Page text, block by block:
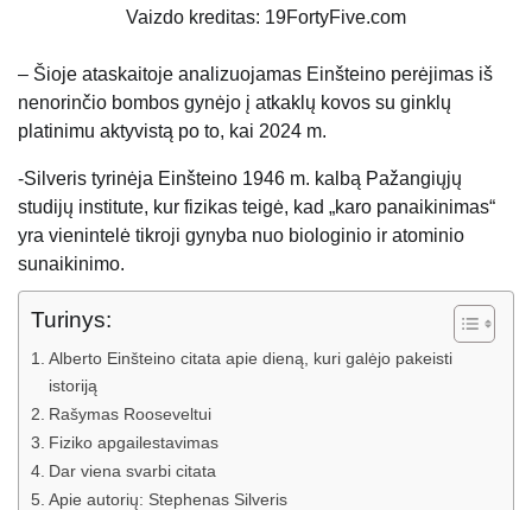
Vaizdo kreditas: 19FortyFive.com
– Šioje ataskaitoje analizuojamas Einšteino perėjimas iš
nenorinčio bombos gynėjo į atkaklų kovos su ginklų
platinimu aktyvistą po to, kai 2024 m.
-Silveris tyrinėja Einšteino 1946 m. ​​kalbą Pažangiųjų
studijų institute, kur fizikas teigė, kad „karo panaikinimas“
yra vienintelė tikroji gynyba nuo biologinio ir atominio
sunaikinimo.
Turinys:
Alberto Einšteino citata apie dieną, kuri galėjo pakeisti
istoriją
Rašymas Rooseveltui
Fiziko apgailestavimas
Dar viena svarbi citata
Apie autorių: Stephenas Silveris